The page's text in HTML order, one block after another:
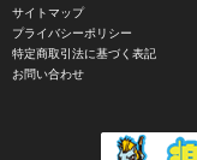
Clay Smith（クレイスミ
COMET（コメット）
Corfield（コーフィー
サイトマップ
プライバシーポリシー
特定商取引法に基づく表記
お問い合わせ